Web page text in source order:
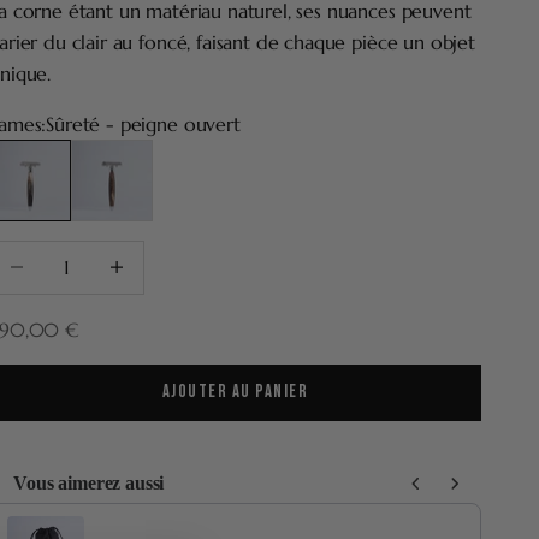
corne étant un matériau naturel, ses nuances peuvent
du clair au foncé, faisant de chaque pièce un objet
Sûreté - peigne ouvert
Diminuer la quantitéAugmenter la quantité
de vente
€
AJOUTER AU PANIER
Vous aimerez aussi
the Previous and Next buttons to navigate through product